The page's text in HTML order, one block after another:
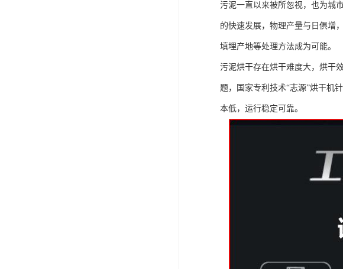
污泥一直以来被所忽视，也为城
的快速发展，物理产量与日俱增
填埋产地等处理方法成为可能。
污泥烘干存在烘干难度大，烘干
题，国家专利技术“志源”烘干机
本低，运行稳定可靠。